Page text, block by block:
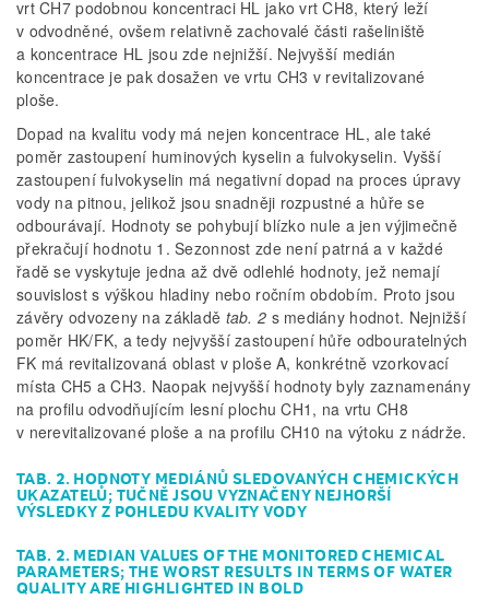
vrt CH7 podobnou koncentraci HL jako vrt CH8, který leží
v odvodněné, ovšem relativně zachovalé části rašeliniště
a koncentrace HL jsou zde nejnižší. Nejvyšší medián
koncentrace je pak dosažen ve vrtu CH3 v revitalizované
ploše.
Dopad na kvalitu vody má nejen koncentrace HL, ale také
poměr zastoupení huminových kyselin a fulvokyselin. Vyšší
zastoupení fulvokyselin má negativní dopad na proces úpravy
vody na pitnou, jelikož jsou snadněji rozpustné a hůře se
odbourávají. Hodnoty se pohybují blízko nule a jen výjimečně
překračují hodnotu 1. Sezonnost zde není patrná a v každé
řadě se vyskytuje jedna až dvě odlehlé hodnoty, jež nemají
souvislost s výškou hladiny nebo ročním obdobím. Proto jsou
závěry odvozeny na základě tab. 2 s mediány hodnot. Nejnižší
poměr HK/FK, a tedy nejvyšší zastoupení hůře odbouratelných
FK má revitalizovaná oblast v ploše A, konkrétně vzorkovací
místa CH5 a CH3. Naopak nejvyšší hodnoty byly zaznamenány
na profilu odvodňujícím lesní plochu CH1, na vrtu CH8
v nerevitalizované ploše a na profilu CH10 na výtoku z nádrže.
TAB. 2. HODNOTY MEDIÁNŮ SLEDOVANÝCH CHEMICKÝCH
UKAZATELŮ; TUČNĚ JSOU VYZNAČENY NEJHORŠÍ
VÝSLEDKY Z POHLEDU KVALITY VODY
TAB. 2. MEDIAN VALUES OF THE MONITORED CHEMICAL
PARAMETERS; THE WORST RESULTS IN TERMS OF WATER
QUALITY ARE HIGHLIGHTED IN BOLD